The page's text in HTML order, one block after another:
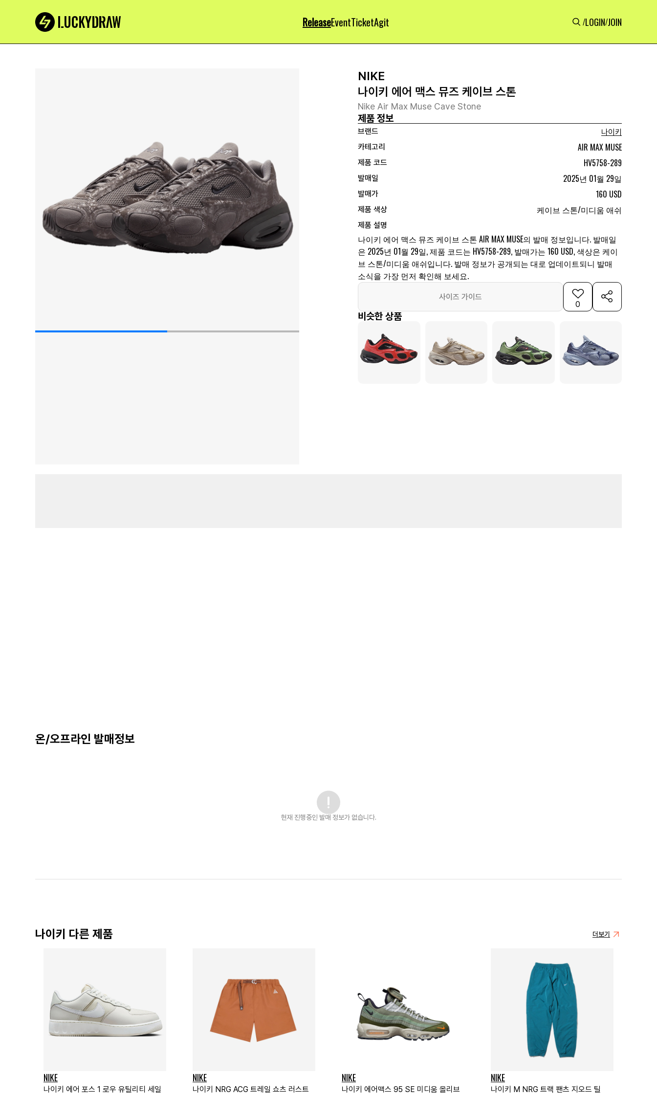
ReleaseEventTicketAgit /LOGIN/JOIN
NIKE
나이키 에어 맥스 뮤즈 케이브 스톤
Nike Air Max Muse Cave Stone
제품 정보
브랜드
나이키
카테고리
AIR MAX MUSE
제품 코드 HV5758-289
발매일 2025년 01월 29일
발매가 160 USD
제품 색상 케이브 스톤/미디움 애쉬
제품 설명
나이키 에어 맥스 뮤즈 케이브 스톤 AIR MAX MUSE의 발매 정보입니다. 발매일
은 2025년 01월 29일, 제품 코드는 HV5758-289, 발매가는 160 USD, 색상은 케이
브 스톤/미디움 애쉬입니다. 발매 정보가 공개되는 대로 업데이트되니 발매
소식을 가장 먼저 확인해 보세요.
사이즈 가이드
0
비슷한 상품
온/오프라인 발매정보
현재 진행중인 발매 정보가 없습니다.
나이키 다른 제품 더보기
NIKE
나이키 에어 포스 1 로우 유틸리티 세일
NIKE
나이키 NRG ACG 트레일 쇼츠 러스트
NIKE
나이키 에어맥스 95 SE 미디움 올리브
NIKE
나이키 M NRG 트랙 팬츠 지오드 틸